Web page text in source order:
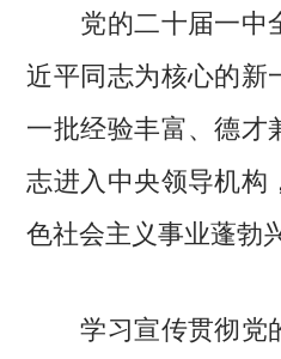
党的二十届一中
近平同志为核心的新
一批经验丰富、德才
志进入中央领导机构
色社会主义事业蓬勃
学习宣传贯彻党